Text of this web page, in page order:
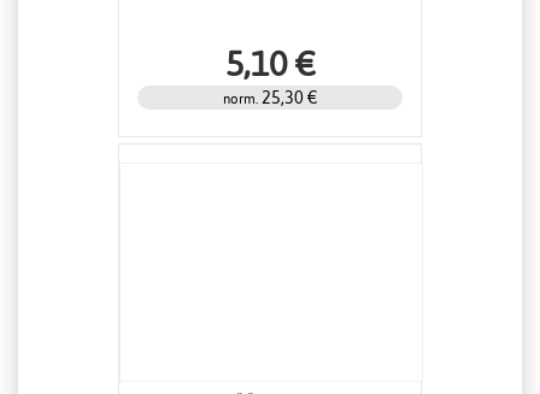
5,10 €
norm. 25,30 €